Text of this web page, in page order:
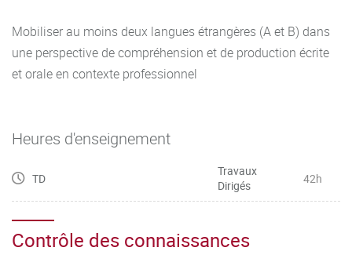
Mobiliser au moins deux langues étrangères (A et B) dans
une perspective de compréhension et de production écrite
et orale en contexte professionnel
Heures d'enseignement
TD
Travaux
Dirigés
42h
Contrôle des connaissances